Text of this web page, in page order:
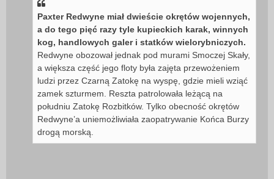
Paxter Redwyne miał dwieście okrętów wojennych,
a do tego pięć razy tyle kupieckich karak, winnych
kog, handlowych galer i statków wielorybniczych.
Redwyne obozował jednak pod murami Smoczej Skały,
a większa część jego floty była zajęta przewożeniem
ludzi przez Czarną Zatokę na wyspę, gdzie mieli wziąć
zamek szturmem. Reszta patrolowała leżącą na
południu Zatokę Rozbitków. Tylko obecność okrętów
Redwyne’a uniemożliwiała zaopatrywanie Końca Burzy
drogą morską.